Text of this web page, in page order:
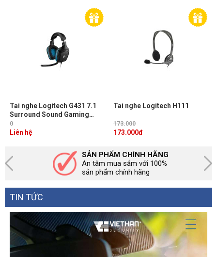
Tai nghe Logitech G431 7.1
Surround Sound Gaming
Headset
0
Liên hệ
Tai nghe Logitech H111
173.000
173.000đ
SẢN PHẨM CHÍNH HÃNG
An tâm mua sắm với 100%
sản phẩm chính hãng
TIN TỨC